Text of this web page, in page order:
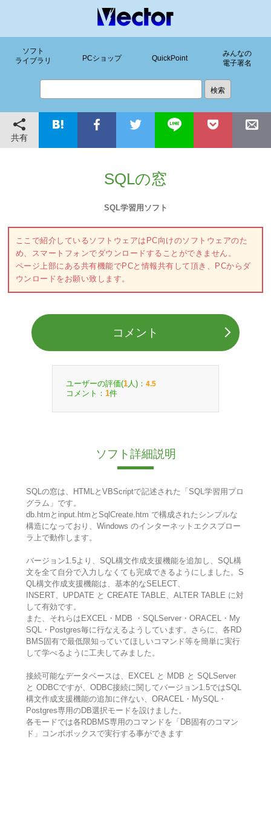
ソフト
ライブラリ
PCショップ QuickPoint
みんなの
電子署名
共有
SQLの窓
SQL学習用ソフト
ここで紹介しているソフトウェアはPC向けのソフトウェアのた
め、スマートフォンでダウンロードすることができません。
ページ上部にある共有機能でPCと情報共有して頂き、PCからダ
ウンロードをお願い致します。
コメント
ユーザーの評価(1 人)： 4.5
コメント： 1件
ソフト詳細説明
SQLの窓は、HTMLとVBScriptで記述された「SQL学習用プロ
グラム」です。
db.htmとinput.htmとSqlCreate.htm で構成されたシンプルな
構造になっており、Windows のインターネットエクスプロー
ラ上で動作します。
バージョン1.5より、SQL構文作成支援機能を追加し、SQL構
文を全て自分で入力しなくても完成できるようにしました。S
QL構文作成支援機能は、基本的なSELECT、
INSERT、UPDATE と CREATE TABLE、ALTER TABLE に対
して有効です。
また、それらはEXCEL・MDB ・SQLServer・ORACEL・My
SQL・Postgres毎に行なえるようしています。さらに、各RD
BMS固有で最低限知っていてほしいコマンド等を簡単に実行
して学べるように工夫してみました。
接続可能なデータベースは、EXCEL と MDB と SQLServer
と ODBCですが、ODBC接続に関してバージョン1.5ではSQL
構文作成支援機能の追加に伴ない、ORACEL・MySQL・
Postgres専用のDB選択モードを設けました。
各モードでは各RDBMS専用のコマンドを「DB固有のコマン
ド」コンボボックスで実行する事ができます